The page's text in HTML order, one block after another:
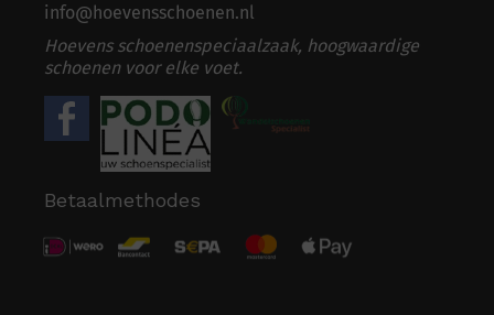
info@hoevensschoenen.nl
Hoevens schoenenspeciaalzaak, hoogwaardige
schoenen voor elke voet.
Betaalmethodes